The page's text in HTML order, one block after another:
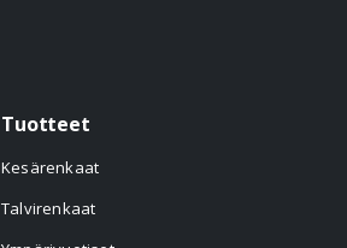
Tuotteet
Kesärenkaat
Talvirenkaat